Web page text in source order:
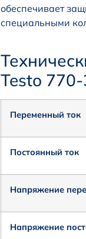
обеспечивает
специальными
Testo 770-
Переменный ток
Постоянный ток
Напряжение
Напряжение